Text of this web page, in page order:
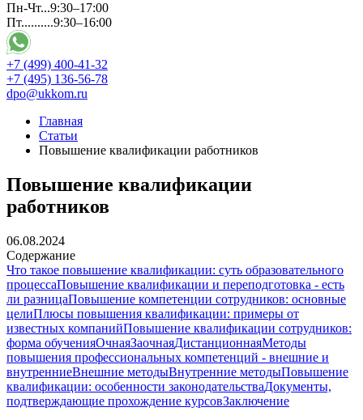
Пн-Чт...9:30–17:00
Пт..........9:30–16:00
+7 (499) 400-41-32
+7 (495) 136-56-78
dpo@ukkom.ru
Главная
Статьи
Повышение квалификации работников
Повышение квалификации
работников
06.08.2024
Содержание
Что такое повышение квалификации: суть образовательного
процессаПовышение квалификации и переподготовка - есть
ли разницаПовышение компетенции сотрудников: основные
целиПлюсы повышения квалификации: примеры от
известных компанийПовышение квалификации сотрудников:
форма обученияОчнаяЗаочнаяДистанционнаяМетоды
повышения профессиональных компетенций - внешние и
внутренниеВнешние методыВнутренние методыПовышение
квалификации: особенности законодательстваДокументы,
подтверждающие прохождение курсовЗаключение